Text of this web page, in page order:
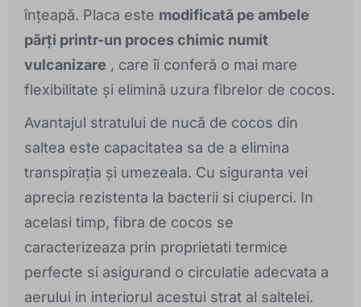
înțeapă. Placa este modificată pe ambele
părți printr-un proces chimic numit
vulcanizare , care îi conferă o mai mare
flexibilitate și elimină uzura fibrelor de cocos.
Avantajul stratului de nucă de cocos din
saltea este capacitatea sa de a elimina
transpirația și umezeala. Cu siguranta vei
aprecia rezistenta la bacterii si ciuperci. In
acelasi timp, fibra de cocos se
caracterizeaza prin proprietati termice
perfecte si asigurand o circulatie adecvata a
aerului in interiorul acestui strat al saltelei.